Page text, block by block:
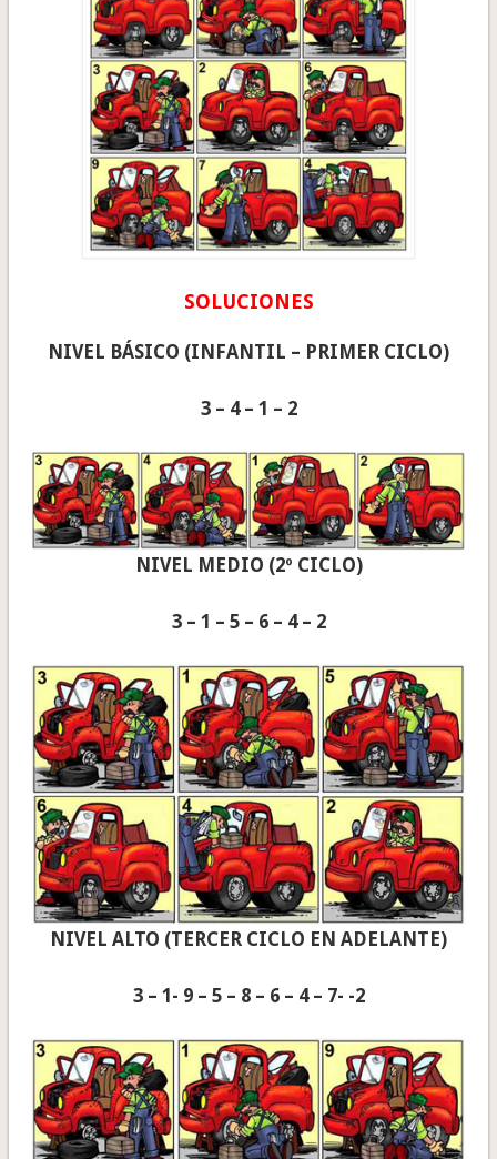
SOLUCIONES
NIVEL BÁSICO (INFANTIL – PRIMER CICLO)
3 – 4 – 1 – 2
NIVEL MEDIO (2º CICLO)
3 – 1 – 5 – 6 – 4 – 2
NIVEL ALTO (TERCER CICLO EN ADELANTE)
3 – 1- 9 – 5 – 8 – 6 – 4 – 7- -2